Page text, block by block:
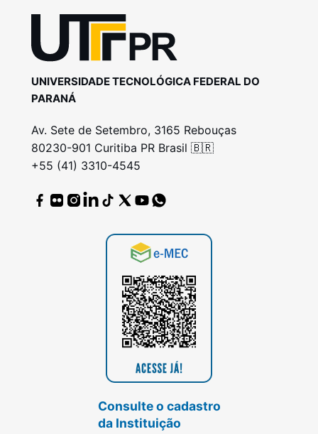
UNIVERSIDADE TECNOLÓGICA FEDERAL DO
PARANÁ
Av. Sete de Setembro, 3165 Rebouças
80230-901 Curitiba PR Brasil 🇧🇷
+55 (41) 3310-4545
Consulte o cadastro
da Instituição